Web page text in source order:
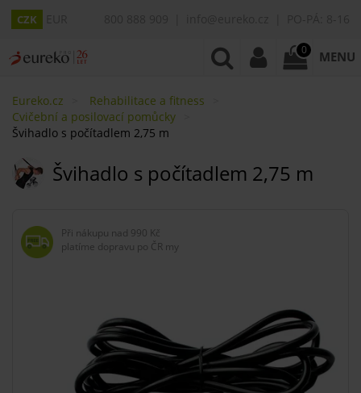
CZK
0 MENU
Eureko.cz
Rehabilitace a fitness
Cvičební a posilovací pomůcky
Švihadlo s počítadlem 2,75 m
Švihadlo s počítadlem 2,75 m
Při nákupu nad 990 Kč
platíme dopravu po ČR my